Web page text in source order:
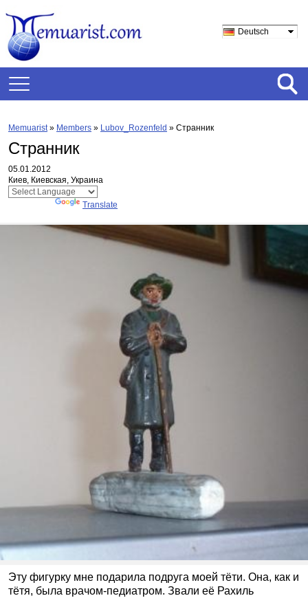
Deutsch
Memuarist» Members » Lubov_Rozenfeld » Странник
Странник
05.01.2012
Киев, Киевская, Украина
Translate
Эту фигурку мне подарила подруга моей тёти. Она, как и
тётя, была врачом-педиатром. Звали её Рахиль